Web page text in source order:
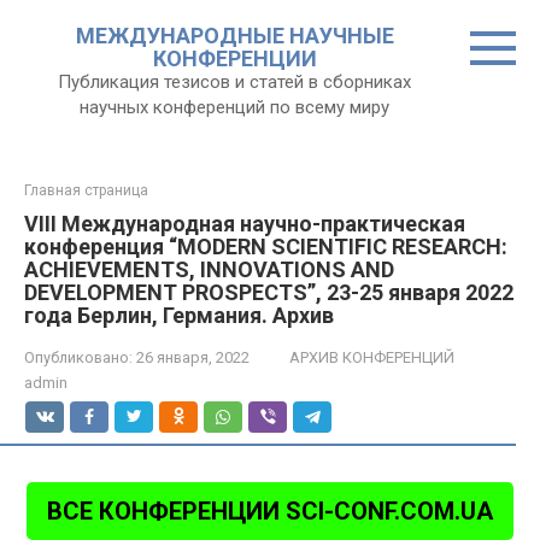
МЕЖДУНАРОДНЫЕ НАУЧНЫЕ
КОНФЕРЕНЦИИ
Публикация тезисов и статей в сборниках
научных конференций по всему миру
Главная страница
VIII Международная научно-практическая
конференция “MODERN SCIENTIFIC RESEARCH:
ACHIEVEMENTS, INNOVATIONS AND
DEVELOPMENT PROSPECTS”, 23-25 января 2022
года Берлин, Германия. Архив
Опубликовано: 26 января, 2022
АРХИВ КОНФЕРЕНЦИЙ
admin
ВСЕ КОНФЕРЕНЦИИ SCI-CONF.COM.UA